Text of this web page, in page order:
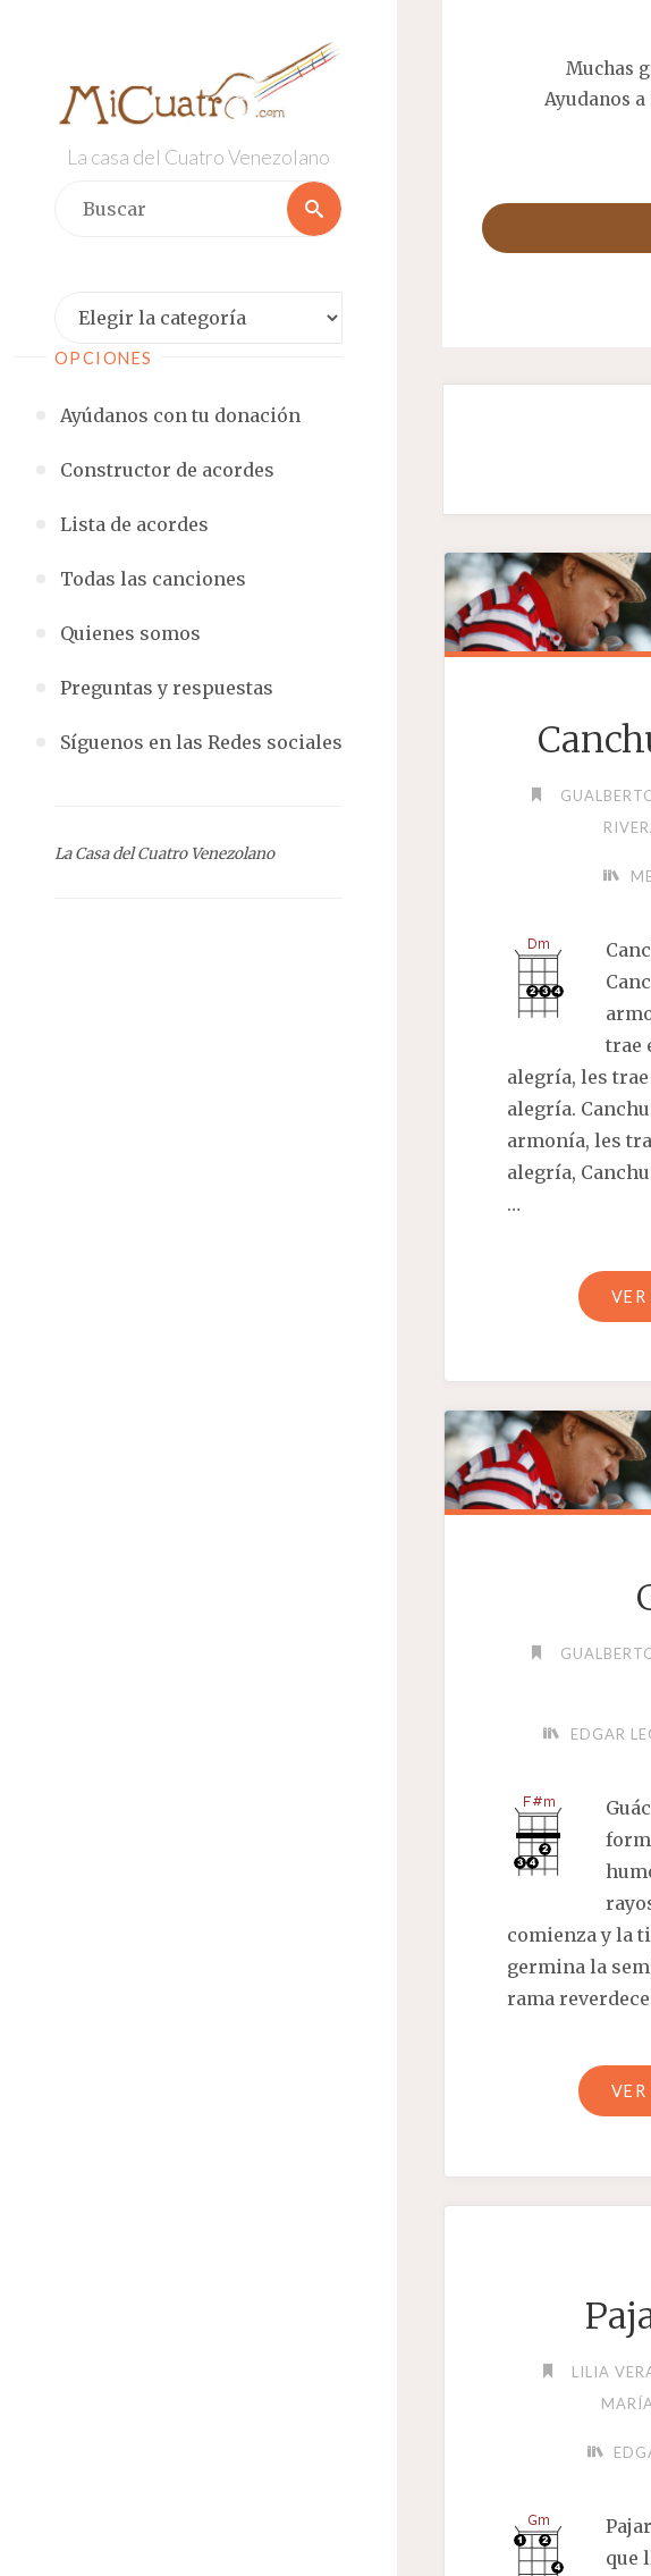
La casa del Cuatro Venezolano
Buscar
Categorías
OPCIONES
Ayúdanos con tu donación
Constructor de acordes
Lista de acordes
Todas las canciones
Quienes somos
Preguntas y respuestas
Síguenos en las Redes sociales
La Casa del Cuatro Venezolano
Muchas
Ayudanos
trae
alegría, les
alegría.
armonía, les
alegría,
…
VER
EDGAR
comienza y la
germina la
rama
VER
LILIA
que